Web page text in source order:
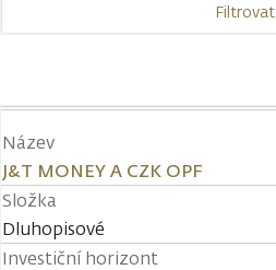
Filtrovat
Název
J&T MONEY A CZK OPF
Složka
Dluhopisové
Investiční horizont